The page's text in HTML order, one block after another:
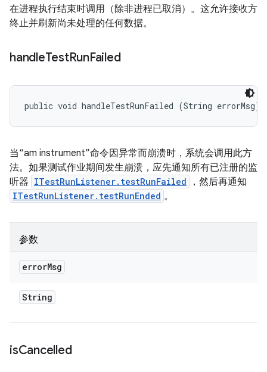
在进程执行结束时调用（除非进程已取消）。这允许接收方
终止并刷新尚未处理的任何数据。
handleTestRunFailed
public void handleTestRunFailed (String errorMsg)
当“am instrument”命令因异常而崩溃时，系统会调用此方
法。如果测试作业期间发生崩溃，应先通知所有已注册的监
听器 ITestRunListener.testRunFailed ，然后再通知
ITestRunListener.testRunEnded 。
参数
errorMsg
String
isCancelled